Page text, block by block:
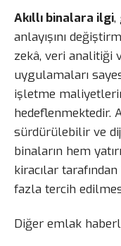
Akıllı binalara ilgi,
anlayışını
zekâ, veri analitiği
uygulamaları
işletme
hedeflenmektedir.
sürdürülebilir ve
binaların hem
kiracılar
fazla tercih
Diğer emlak